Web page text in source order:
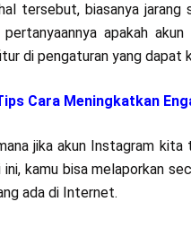
tersebut, biasanya
apakah
di pengaturan yang dapat
Cara Meningkatkan
jika akun Instagram
kamu bisa melaporkan
ada di Internet.